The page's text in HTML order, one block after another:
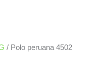
/ Polo peruana 4502